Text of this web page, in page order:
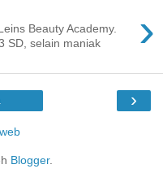
›
Beauty Academy.
SD, selain maniak
›
Blogger.